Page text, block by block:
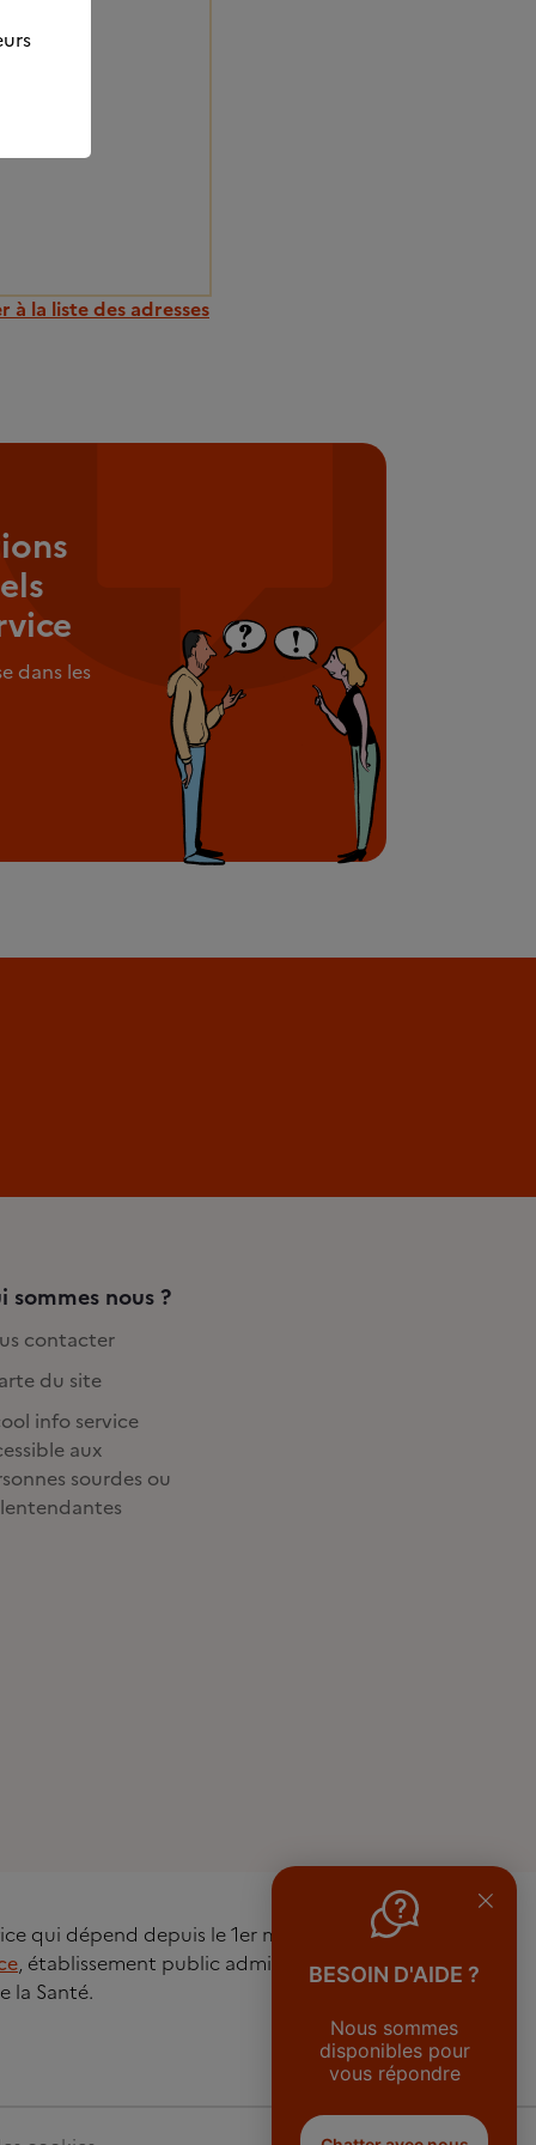
à la liste des adresses
dans les
sommes nous ?
contacter
du site
info service
aux
sourdes ou
qui dépend depuis le 1er mai 2016 de
, établissement public administratif sous
la Santé.
BESOIN D'AIDE ?
Nous sommes
disponibles pour
vous répondre